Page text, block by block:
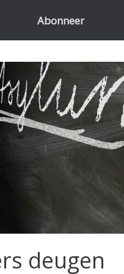
Abonneer
deugen